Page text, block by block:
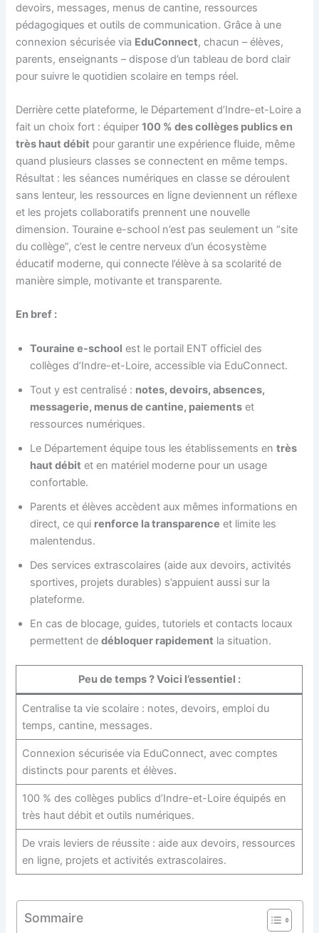
devoirs, messages, menus de cantine, ressources
pédagogiques et outils de communication. Grâce à une
connexion sécurisée via EduConnect, chacun – élèves,
parents, enseignants – dispose d’un tableau de bord clair
pour suivre le quotidien scolaire en temps réel.
Derrière cette plateforme, le Département d’Indre-et-Loire a
fait un choix fort : équiper100 % des collèges publics en
très haut débit pour garantir une expérience fluide, même
quand plusieurs classes se connectent en même temps.
Résultat : les séances numériques en classe se déroulent
sans lenteur, les ressources en ligne deviennent un réflexe
et les projets collaboratifs prennent une nouvelle
dimension. Touraine e-school n’est pas seulement un “site
du collège”, c’est le centre nerveux d’un écosystème
éducatif moderne, qui connecte l’élève à sa scolarité de
manière simple, motivante et transparente.
En bref :
Touraine e-school est le portail ENT officiel des
collèges d’Indre-et-Loire, accessible via EduConnect.
Tout y est centralisé : notes, devoirs, absences,
messagerie, menus de cantine, paiements et
ressources numériques.
Le Département équipe tous les établissements entrès
haut débit et en matériel moderne pour un usage
confortable.
Parents et élèves accèdent aux mêmes informations en
direct, ce qui renforce la transparence et limite les
malentendus.
Des services extrascolaires (aide aux devoirs, activités
sportives, projets durables) s’appuient aussi sur la
plateforme.
En cas de blocage, guides, tutoriels et contacts locaux
permettent dedébloquer rapidement la situation.
Peu de temps ? Voici l’essentiel :
Centralise ta vie scolaire : notes, devoirs, emploi du
temps, cantine, messages.
Connexion sécurisée via EduConnect, avec comptes
distincts pour parents et élèves.
100 % des collèges publics d’Indre-et-Loire équipés en
très haut débit et outils numériques.
De vrais leviers de réussite : aide aux devoirs, ressources
en ligne, projets et activités extrascolaires.
Sommaire